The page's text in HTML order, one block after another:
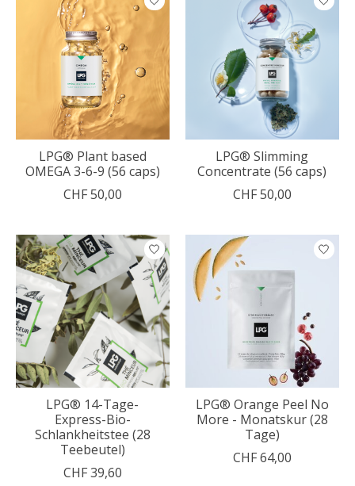
LPG® Plant based
OMEGA 3-6-9 (56 caps)
CHF 50,00
LPG® Slimming
Concentrate (56 caps)
CHF 50,00
LPG® 14-Tage-
Express-Bio-
Schlankheitstee (28
Teebeutel)
CHF 39,60
LPG® Orange Peel No
More - Monatskur (28
Tage)
CHF 64,00